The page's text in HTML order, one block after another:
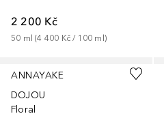
2 200 Kč
50 ml (4 400 Kč / 100 ml)
ANNAYAKE
DOJOU
Floral